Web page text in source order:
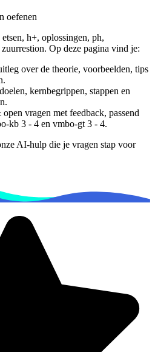
oefenen
h+, oplossingen, ph,
Op deze pagina vind je:
over de theorie, voorbeelden, tips
kernbegrippen, stappen en
.
vragen met feedback, passend
kb 3 - 4 en vmbo-gt 3 - 4.
AI-hulp die je vragen stap voor